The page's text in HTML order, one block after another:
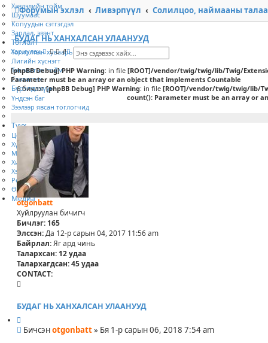
Хэвлэлийн тойм
Шуумаас
Копуудын сэтгэгдэл
Зарлал, эвэнт
Тоглолт
Тоглолтын хуваарь
Лигийн хүснэгт
Тоглолтын тойм
Статистак
Бүрэлдэхүүн
Үндсэн баг
Зээлээр явсан тоглогчид
Түүх
Цом, шагналууд
Хүндэт самбар
Менежерүүд
Хилсборо 1989
Хэйзэл 1985
Рекорд, амжилтууд
Өмсгөлийн түүх
Медиа
Форумын эхлэл Ливэрпүүл Солилцоо, наймааны
БУДАГ НЬ ХАНХАЛСАН УЛААНУУД
Хариулах
Х
й
л
т
Н
р
и
й
ч
с
а
н
й
л
т
[phpBB Debug] PHP Warning: in file [ROOT]/vendor/twig/twig/lib/Twig/
Parameter must be an array or an object that implements Countable
6 бичлэг[phpBB Debug] PHP Warning: in file [ROOT]/vendor/twig/twig/lib/
count(): Parameter must be an array or
otgonbatt
Хуйлруулан бичигч
Бичлэг: 165
Элссэн:Да 12-р сарын 04, 2017 11:56 am
Байрлал:Яг ард чинь
Талархсан: 12 удаа
Талархагдсан:45 удаа
CONTACT:
N
C
БУДАГ НЬ ХАНХАЛСАН УЛААНУУД
ш
ББичсэнotgonbatt» Бя 1-р сарын 06, 2018 7:54 am